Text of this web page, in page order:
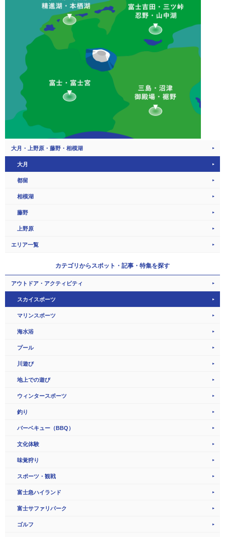
大月・上野原・藤野・相模湖
大月
都留
相模湖
藤野
上野原
エリア一覧
カテゴリからスポット・記事・特集を探す
アウトドア・アクティビティ
スカイスポーツ
マリンスポーツ
海水浴
プール
川遊び
地上での遊び
ウィンタースポーツ
釣り
バーベキュー（BBQ）
文化体験
味覚狩り
スポーツ・観戦
富士急ハイランド
富士サファリパーク
ゴルフ